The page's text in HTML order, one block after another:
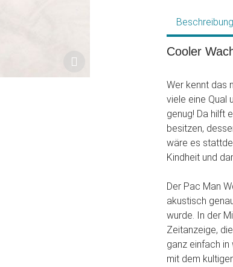
Beschreibung
Cooler
Wer kennt das
viele eine Qual
genug! Da hilft
besitzen,
wäre es
Kindheit und
Der Pac Man
akustisch
wurde. In der
Zeitanzeige,
ganz einfach
mit dem